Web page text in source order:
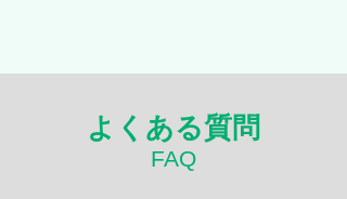
よくある質問
FAQ